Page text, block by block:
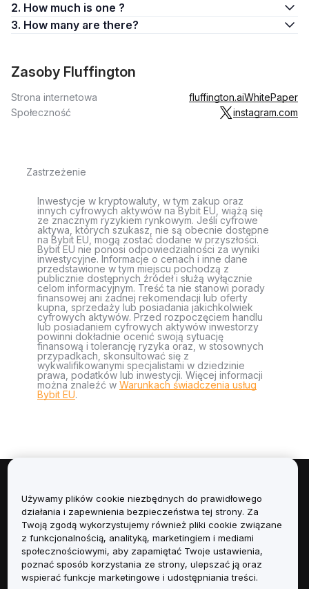
2. How much is one ?
3. How many are there?
Zasoby Fluffington
Strona internetowa fluffington.aiWhitePaper
Społeczność
instagram.com
Zastrzeżenie
Inwestycje w kryptowaluty, w tym zakup oraz
innych cyfrowych aktywów na Bybit EU, wiążą się
ze znacznym ryzykiem rynkowym. Jeśli cyfrowe
aktywa, których szukasz, nie są obecnie dostępne
na Bybit EU, mogą zostać dodane w przyszłości.
Bybit EU nie ponosi odpowiedzialności za wyniki
inwestycyjne. Informacje o cenach i inne dane
przedstawione w tym miejscu pochodzą z
publicznie dostępnych źródeł i służą wyłącznie
celom informacyjnym. Treść ta nie stanowi porady
finansowej ani żadnej rekomendacji lub oferty
kupna, sprzedaży lub posiadania jakichkolwiek
cyfrowych aktywów. Przed rozpoczęciem handlu
lub posiadaniem cyfrowych aktywów inwestorzy
powinni dokładnie ocenić swoją sytuację
finansową i tolerancję ryzyka oraz, w stosownych
przypadkach, skonsultować się z
wykwalifikowanymi specjalistami w dziedzinie
prawa, podatków lub inwestycji. Więcej informacji
można znaleźć w Warunkach świadczenia usług
Bybit EU.
Informacje
Usługi
Obsługa Klienta
Używamy plików cookie niezbędnych do prawidłowego
działania i zapewnienia bezpieczeństwa tej strony. Za
Twoją zgodą wykorzystujemy również pliki cookie związane
z funkcjonalnością, analityką, marketingiem i mediami
społecznościowymi, aby zapamiętać Twoje ustawienia,
poznać sposób korzystania ze strony, ulepszać ją oraz
wspierać funkcje marketingowe i udostępniania treści.